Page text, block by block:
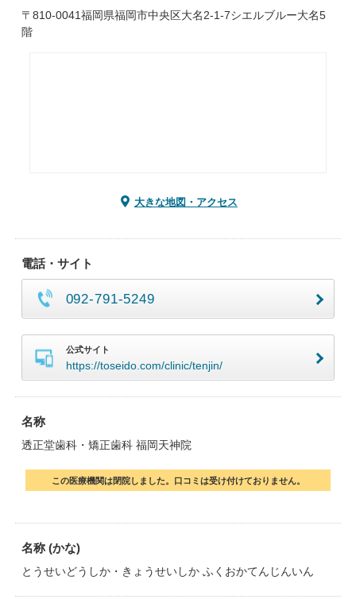
〒810-0041福岡県福岡市中央区大名2-1-7シエルブルー大名5
階
大きな地図・アクセス
電話・サイト
092-791-5249
公式サイト
https://toseido.com/clinic/tenjin/
名称
透正堂歯科・矯正歯科 福岡天神院
この医療機関は閉院しました。口コミは受け付けておりません。
名称 (かな)
とうせいどうしか・きょうせいしか ふくおかてんじんいん